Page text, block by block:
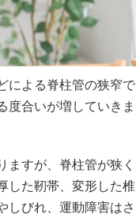
による脊柱管の狭窄で
度合いが増していきま
すが、脊柱管が狭く
した靭帯、変形した椎
しびれ、運動障害はさ